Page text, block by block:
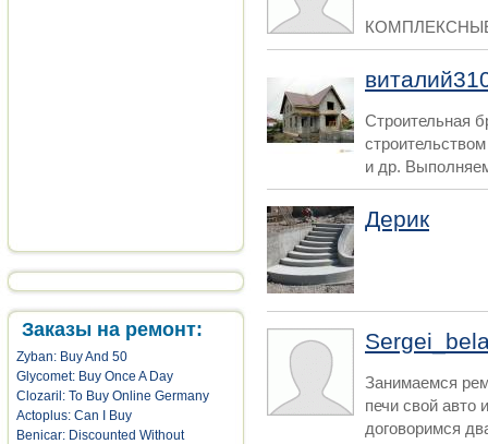
Заказы на ремонт:
Zyban: Buy And 50
Glycomet: Buy Once A Day
Clozaril: To Buy Online Germany
Actoplus: Can I Buy
Benicar: Discounted Without
Строительная
и др.
Дерик
Занимаемся
печи свой авто
договоримся